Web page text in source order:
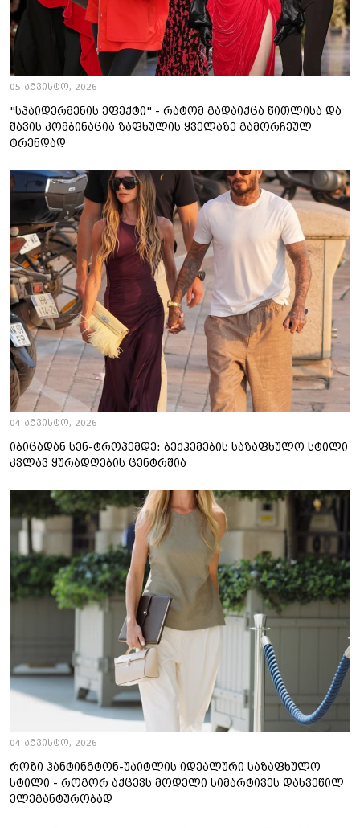
05 აგვისტო, 2026
"სპაიდერმენის ეფექტი" - რატომ გადაიქცა წითლისა და
შავის კომბინაცია ზაფხულის ყველაზე გამორჩეულ
ტრენდად
04 აგვისტო, 2026
იბიცადან სენ-ტროპემდე: ბექჰემების საზაფხულო სტილი
კვლავ ყურადღების ცენტრშია
04 აგვისტო, 2026
როზი ჰანტინგტონ-უაიტლის იდეალური საზაფხულო
სტილი - როგორ აქცევს მოდელი სიმარტივეს დახვეწილ
ელეგანტურობად